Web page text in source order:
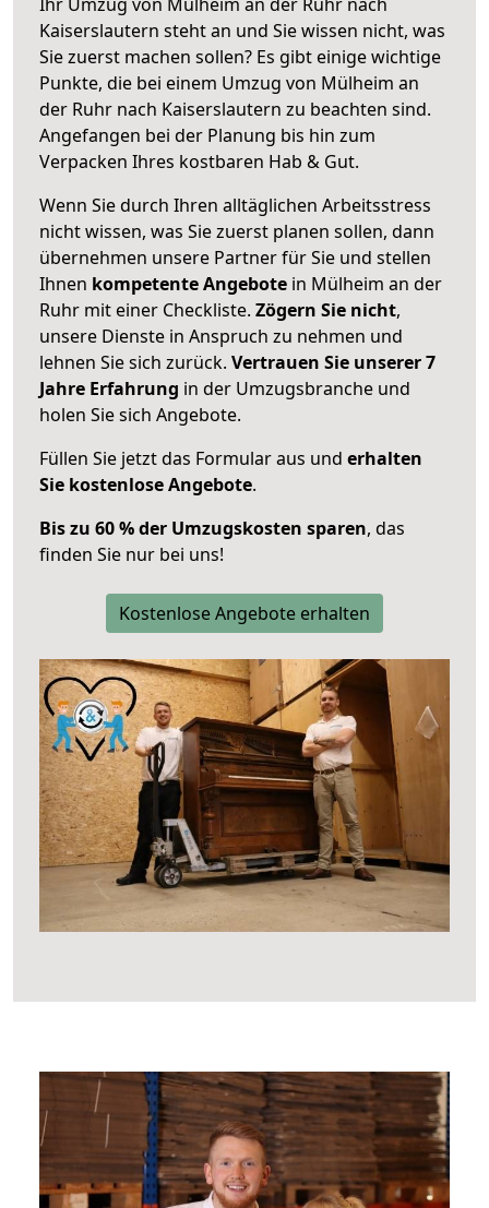
Kaiserslautern steht an und Sie wissen nicht, was
Sie zuerst machen sollen? Es gibt einige wichtige
Punkte, die bei einem Umzug von Mülheim an
der Ruhr nach Kaiserslautern zu beachten sind.
Angefangen bei der Planung bis hin zum
Verpacken Ihres kostbaren Hab & Gut.
Wenn Sie durch Ihren alltäglichen Arbeitsstress
nicht wissen, was Sie zuerst planen sollen, dann
übernehmen unsere Partner für Sie und stellen
Ihnen kompetente Angebote in Mülheim an der
Ruhr mit einer Checkliste. Zögern Sie nicht,
unsere Dienste in Anspruch zu nehmen und
lehnen Sie sich zurück. Vertrauen Sie unserer 7
Jahre Erfahrung in der Umzugsbranche und
holen Sie sich Angebote.
Füllen Sie jetzt das Formular aus und erhalten
Sie kostenlose Angebote.
Bis zu 60 % der Umzugskosten sparen, das
finden Sie nur bei uns!
Kostenlose Angebote erhalten